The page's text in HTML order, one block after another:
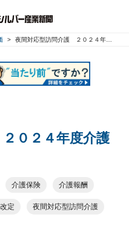
夜間対応型訪問介護 ２０２４年度介護報酬改定 留意事項
０２４年度介護
介護保険 介護報酬
定 夜間対応型訪問介護